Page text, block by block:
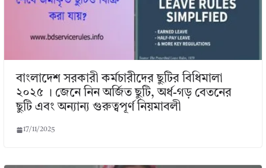
বাংলাদেশ সরকারী কর্মচারীদের ছুটির বিধিমালা
২০২৫ । জেনে নিন অর্জিত ছুটি, অর্ধ-গড় বেতনের
ছুটি এবং অন্যান্য গুরুত্বপূর্ণ নিয়মাবলী
17/11/2025